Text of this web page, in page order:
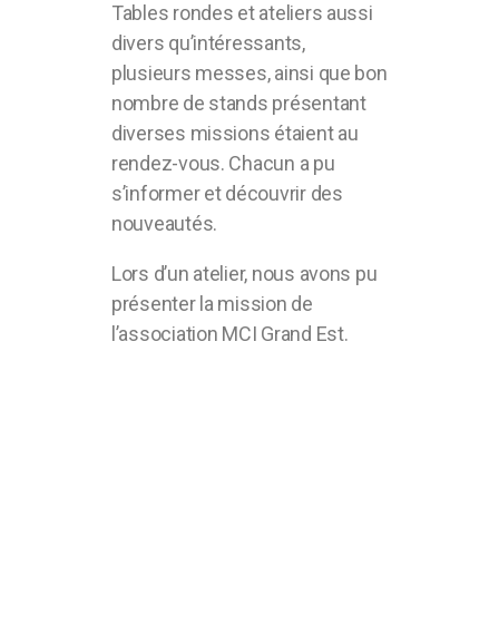
Tables rondes et ateliers aussi
divers qu’intéressants,
plusieurs messes, ainsi que bon
nombre de stands présentant
diverses missions étaient au
rendez-vous. Chacun a pu
s’informer et découvrir des
nouveautés.
Lors d’un atelier, nous avons pu
présenter la mission de
l’association MCI Grand Est.